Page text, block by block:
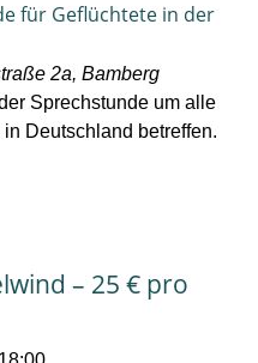
für Geflüchtete in der
2a, Bamberg
Sprechstunde um alle
Deutschland betreffen.
– 25 € pro